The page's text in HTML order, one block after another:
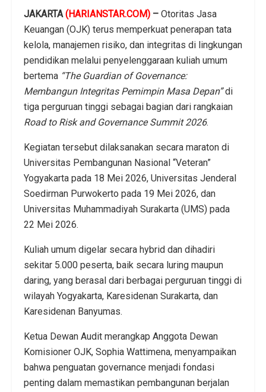
JAKARTA(HARIANSTAR.COM) – Otoritas Jasa
Keuangan (OJK) terus memperkuat penerapan tata
kelola, manajemen risiko, dan integritas di lingkungan
pendidikan melalui penyelenggaraan kuliah umum
bertema “The Guardian of Governance:
Membangun Integritas Pemimpin Masa Depan”di
tiga perguruan tinggi sebagai bagian dari rangkaian
Road to Risk and Governance Summit 2026.
Kegiatan tersebut dilaksanakan secara maraton di
Universitas Pembangunan Nasional “Veteran”
Yogyakarta pada 18 Mei 2026, Universitas Jenderal
Soedirman Purwokerto pada 19 Mei 2026, dan
Universitas Muhammadiyah Surakarta (UMS) pada
22 Mei 2026.
Kuliah umum digelar secara hybrid dan dihadiri
sekitar 5.000 peserta, baik secara luring maupun
daring, yang berasal dari berbagai perguruan tinggi di
wilayah Yogyakarta, Karesidenan Surakarta, dan
Karesidenan Banyumas.
Ketua Dewan Audit merangkap Anggota Dewan
Komisioner OJK, Sophia Wattimena, menyampaikan
bahwa penguatan governance menjadi fondasi
penting dalam memastikan pembangunan berjalan